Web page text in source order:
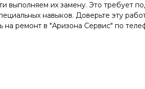
выполняем их замену. Это требует
навыков. Доверьте эту
на ремонт в "Аризона Сервис" по